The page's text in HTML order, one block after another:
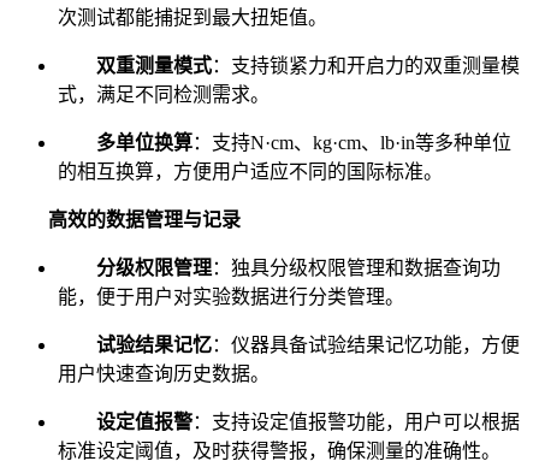
次测试都能捕捉到最大扭矩值。
双重测量模式：支持锁紧力和开启力的双重测量模
式，满足不同检测需求。
多单位换算：支持N·cm、kg·cm、lb·in等多种单位
的相互换算，方便用户适应不同的国际标准。
高效的数据管理与记录
分级权限管理：独具分级权限管理和数据查询功
能，便于用户对实验数据进行分类管理。
试验结果记忆：仪器具备试验结果记忆功能，方便
用户快速查询历史数据。
设定值报警：支持设定值报警功能，用户可以根据
标准设定阈值，及时获得警报，确保测量的准确性。